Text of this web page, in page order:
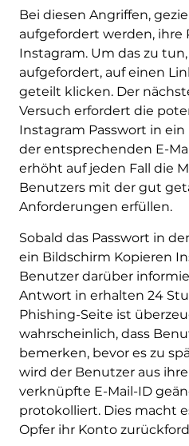
Bei diesen Angriffen,
aufgefordert werden, ihre
Instagram. Um das zu
aufgefordert, auf einen
geteilt klicken. Der
Versuch erfordert die
Instagram Passwort in
der entsprechenden E-
erhöht auf jeden Fall die
Benutzers mit der gut
Anforderungen erfüllen.
Sobald das Passwort in
ein Bildschirm Kopieren
Benutzer darüber
Antwort in erhalten 24
Phishing-Seite ist
wahrscheinlich, dass
bemerken, bevor es zu
wird der Benutzer aus
verknüpfte E-Mail-ID
protokolliert. Dies macht
Opfer ihr Konto